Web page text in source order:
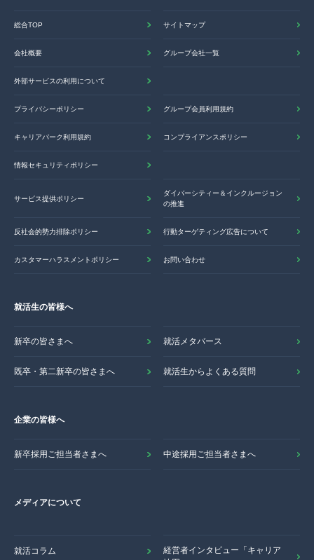
総合TOP サイトマップ
会社概要 グループ会社一覧
外部サービスの利用について
プライバシーポリシー グループ会員利用規約
キャリアパーク利用規約 コンプライアンスポリシー
情報セキュリティポリシー
サービス提供ポリシー
ダイバーシティー＆インクルージョン
の推進
反社会的勢力排除ポリシー 行動ターゲティング広告について
カスタマーハラスメントポリシー お問い合わせ
就活生の皆様へ
新卒の皆さまへ 就活メタバース
既卒・第二新卒の皆さまへ 就活生からよくある質問
企業の皆様へ
新卒採用ご担当者さまへ 中途採用ご担当者さまへ
メディアについて
就活コラム
経営者インタビュー「キャリア